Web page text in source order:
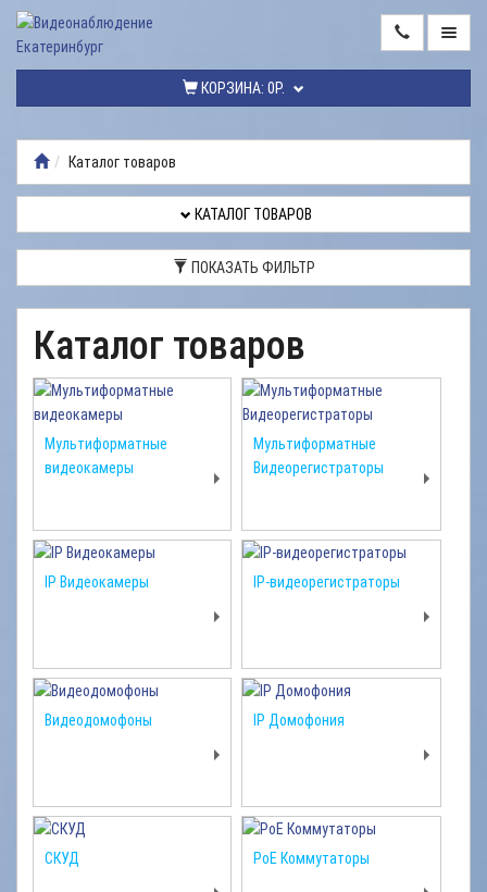
КОРЗИНА: 0Р.
ТОВАРОВ
МОНТАЖ
РЕМОНТ
ДОСТАВКА
РАБОТЫ
КОНТАКТЫ
Каталог товаров
КАТАЛОГ ТОВАРОВ
ПОКАЗАТЬ ФИЛЬТР
Каталог товаров
Мультиформатные
видеокамеры
Мультиформатные
Видеорегистраторы
IP Видеокамеры IP-видеорегистраторы
Видеодомофоны IP Домофония
СКУД PoE Коммутаторы